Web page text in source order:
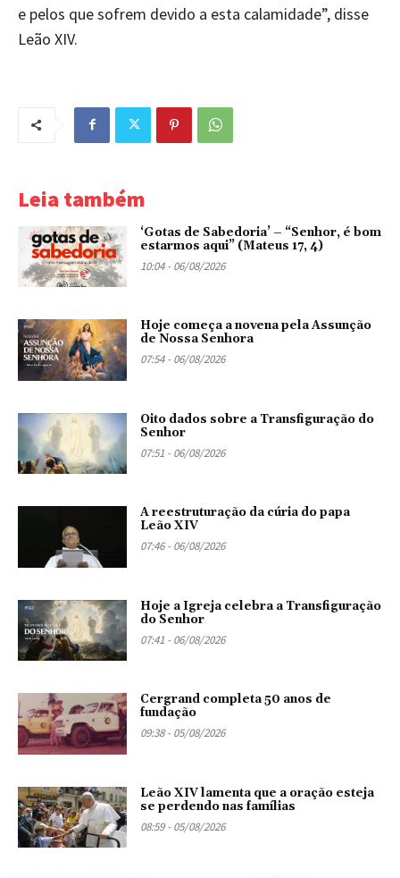
e pelos que sofrem devido a esta calamidade”, disse
Leão XIV.
Leia também
‘Gotas de Sabedoria’ – “Senhor, é bom
estarmos aqui” (Mateus 17, 4)
10:04 - 06/08/2026
Hoje começa a novena pela Assunção
de Nossa Senhora
07:54 - 06/08/2026
Oito dados sobre a Transfiguração do
Senhor
07:51 - 06/08/2026
A reestruturação da cúria do papa
Leão XIV
07:46 - 06/08/2026
Hoje a Igreja celebra a Transfiguração
do Senhor
07:41 - 06/08/2026
Cergrand completa 50 anos de
fundação
09:38 - 05/08/2026
Leão XIV lamenta que a oração esteja
se perdendo nas famílias
08:59 - 05/08/2026